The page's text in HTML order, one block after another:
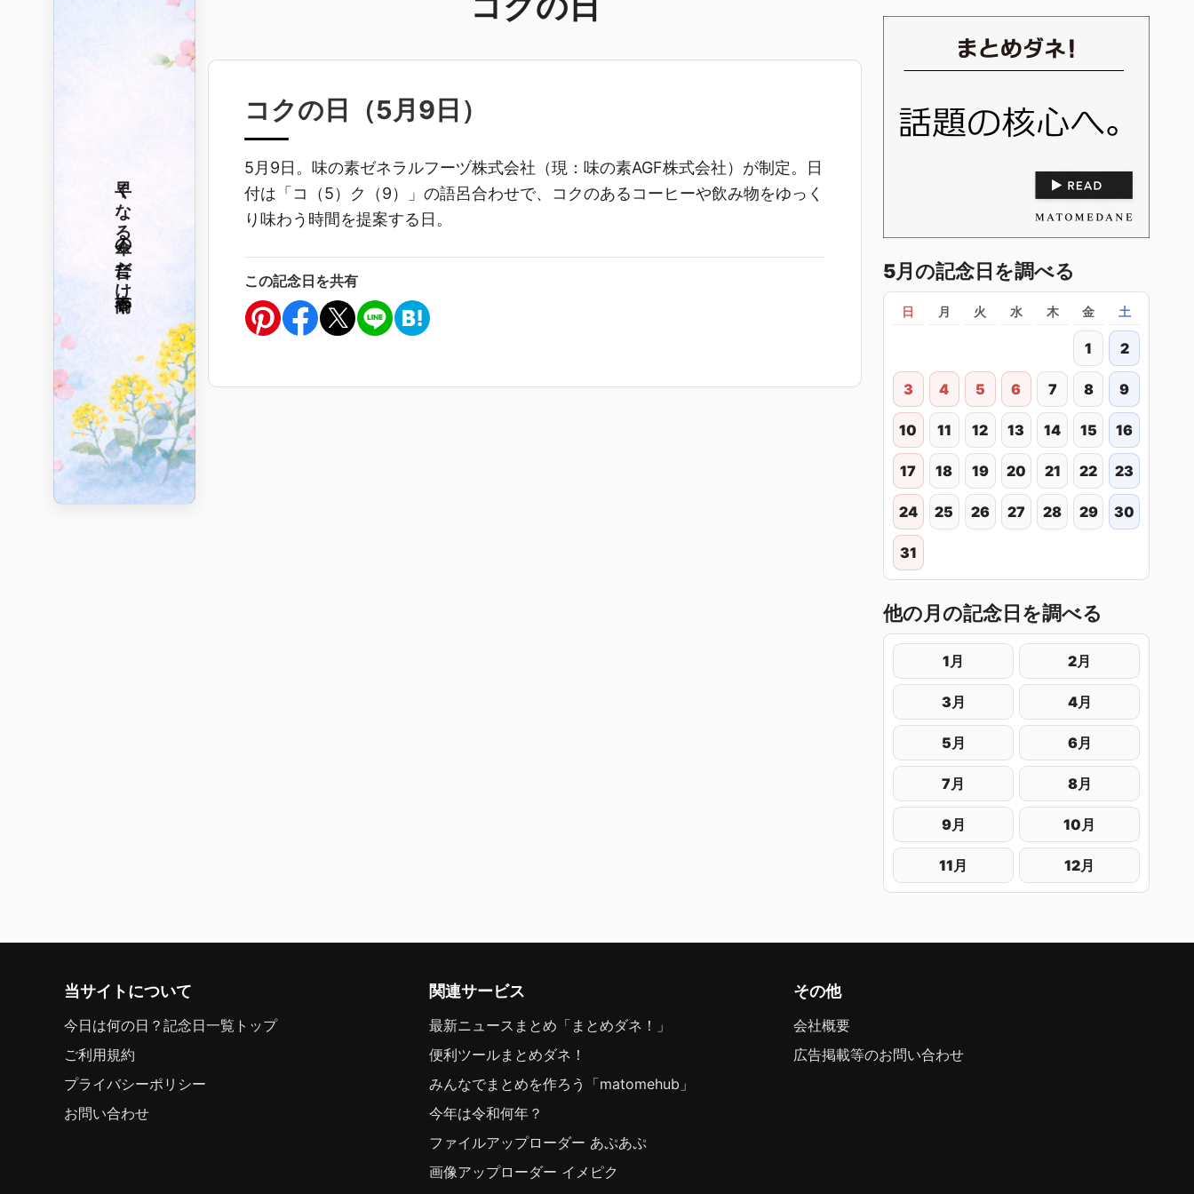
コクの日（5月9日 ）
5月9日。味の素ゼネラルフーヅ株式会社（現：味の素AGF株式会社）が制定。日
付は「コ（5）ク（9）」の語呂合わせで、コクのあるコーヒーや飲み物をゆっく
り味わう時間を提案する日。
この記念日を共有 5月の記念日を調べる
日 月 火 水 木 金 土
1 2
3 4 5 6 7 8 9
10 11 12 13 14 15 16
17 18 19 20 21 22 23
24 25 26 27 28 29 30
31
他の月の記念日を調べる
1月 2月
3月 4月
5月 6月
7月 8月
9月 10月
11月 12月
春雨や
傘の音だけ
早くなる
当サイトについて
今日は何の日？記念日一覧トップ
ご利用規約
プライバシーポリシー
お問い合わせ
関連サービス
最新ニュースまとめ「まとめダネ！」
便利ツールまとめダネ！
みんなでまとめを作ろう「matomehub」
今年は令和何年？
ファイルアップローダー あぷあぷ
画像アップローダー イメピク
その他
会社概要
広告掲載等のお問い合わせ